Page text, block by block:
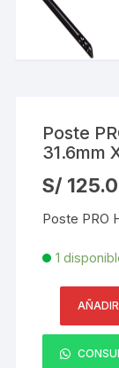
Poste
31.6mm
S/
Poste PRO
1
PRO
HONSUN